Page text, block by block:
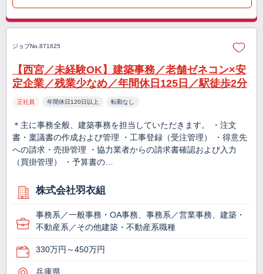
ジョブNo.871625
【西宮／未経験OK】建築事務／老舗ゼネコン×安
定企業／残業少なめ／年間休日125日／駅徒歩2分
正社員 年間休日120日以上 転勤なし
＊主に事務全般、建築事務を担当していただきます。 ・注文
書・稟議書の作成および管理 ・工事登録（受注管理） ・得意先
への請求・売掛管理 ・協力業者からの請求書確認および入力
（買掛管理） ・予算書の…
株式会社羽衣組
事務系／一般事務・OA事務、事務系／営業事務、建築・
不動産系／その他建築・不動産系職種
330万円～450万円
兵庫県